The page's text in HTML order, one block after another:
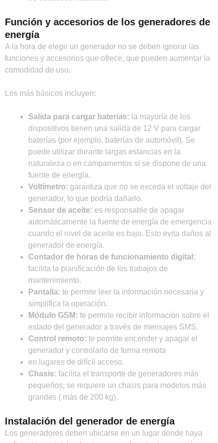
Función y accesorios de los generadores de
energía
A la hora de elegir un generador no se deben ignorar las
funciones y accesorios que ofrece, que pueden aumentar la
comodidad de uso.
Los más básicos incluyen:
Salida para cargar baterías: la mayoría de los
dispositivos tienen una salida de 12 V para cargar
baterías (por ejemplo, baterías de automóvil). Se
puede utilizar durante largas estancias en la
naturaleza o en campamentos si se dispone de una
fuente de energía.
Voltímetro: garantiza que no se exceda el voltaje del
generador, lo que podría dañarlo.
Sensor de aceite: es responsable de apagar
automáticamente la fuente de energía de emergencia
cuando el nivel de aceite es bajo. Esto evita daños al
generador de energía.
Contador de horas de funcionamiento digital:
facilita la planificación de los trabajos de
mantenimiento.
Pantalla: te permite leer la información necesaria y
simplifica la operación.
Módulo GSM: te permite recibir información sobre el
estado del generador a través de mensajes SMS.
Control remoto: te permite encender y apagar el
generador y controlarlo de forma remota
en lugares de difícil acceso.
Chasis: facilita el transporte de generadores más
pequeños; se requiere un chasis para modelos más
grandes ( más de 200 kg).
Instalación del generador de energía
Los generadores deben ubicarse en un lugar donde haya